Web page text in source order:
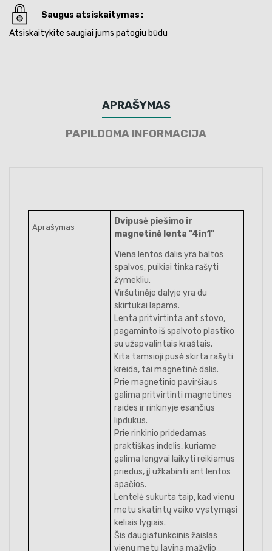
Saugus atsiskaitymas
Atsiskaitykite saugiai jums patogiu būdu
APRAŠYMAS
PAPILDOMA INFORMACIJA
Aprašymas
Dvipusė piešimo ir
magnetinė lenta "4in1"
Viena lentos dalis yra baltos
spalvos, puikiai tinka rašyti
žymekliu.
Viršutinėje dalyje yra du
skirtukai lapams.
Lenta pritvirtinta ant stovo,
pagaminto iš spalvoto plastiko
su užapvalintais kraštais.
Kita tamsioji pusė skirta rašyti
kreida, tai magnetinė dalis.
Prie magnetinio paviršiaus
galima pritvirtinti magnetines
raides ir rinkinyje esančius
lipdukus.
Prie rinkinio pridedamas
praktiškas indelis, kuriame
galima lengvai laikyti reikiamus
priedus, jį užkabinti ant lentos
apačios.
Lentelė sukurta taip, kad vienu
metu skatintų vaiko vystymąsi
keliais lygiais.
Šis daugiafunkcinis žaislas
vienu metu lavina mažylio